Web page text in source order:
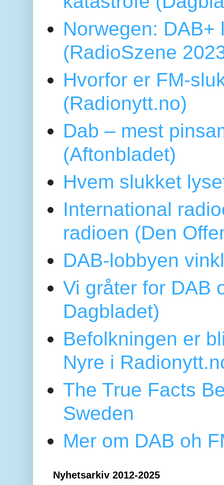
Norwegen:
(RadioSzene
Hvorfor er FM-
(Radionytt.no)
Dab – mest
(Aftonbladet)
Hvem slukket
International
radioen (Den
DAB-lobbyen
Vi gråter for DAB
Dagbladet)
Befolkningen er
Nyre i
The True Facts
Sweden
Mer om DAB oh
Nyhetsarkiv 2012-2025